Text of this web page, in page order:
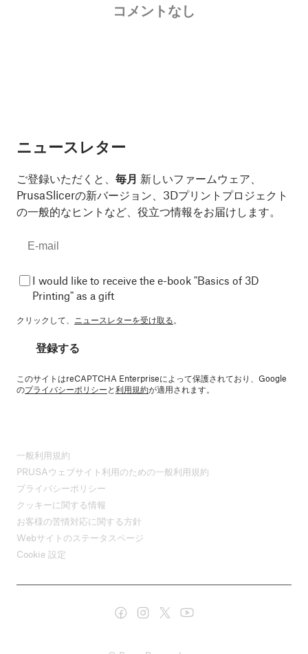
コメントなし
ニュースレター
ご登録いただくと、 毎月 新しいファームウェア、
PrusaSlicerの新バージョン、3Dプリントプロジェクト
の一般的なヒントなど、役立つ情報をお届けします。
I would like to receive the e-book "Basics of 3D
Printing" as a gift
クリックして、 ニュースレターを受け取る。
登録する
このサイトはreCAPTCHA Enterpriseによって保護されており、Google
のプライバシーポリシーと利用規約が適用されます。
一般利用規約
PRUSAウェブサイト利用のための一般利用規約
プライバシーポリシー
クッキーに関する情報
お客様の苦情対応に関する方針
Webサイトのステータスページ
Cookie 設定